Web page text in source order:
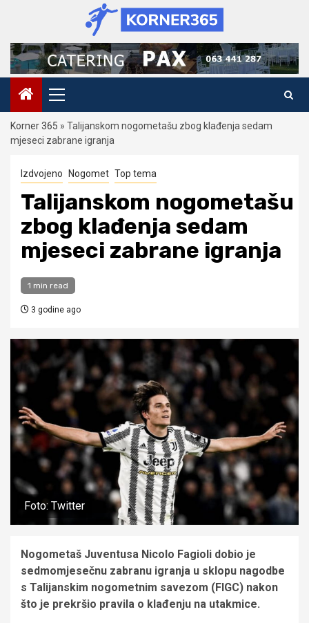
content
Primary
Menu
Korner 365 » Talijanskom nogometašu zbog klađenja sedam
mjeseci zabrane igranja
Izdvojeno Nogomet Top tema
Talijanskom nogometašu
zbog klađenja sedam
mjeseci zabrane igranja
1 min read
3 godine ago
Foto: Twitter
Nogometaš Juventusa Nicolo Fagioli dobio je
sedmomjesečnu zabranu igranja u sklopu nagodbe
s Talijanskim nogometnim savezom (FIGC) nakon
što je prekršio pravila o klađenju na utakmice.